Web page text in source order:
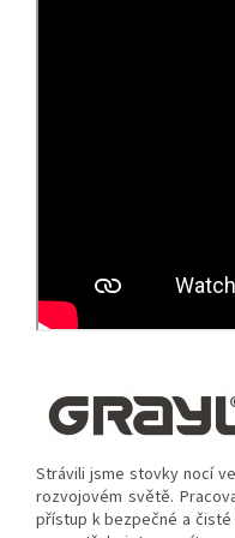
Strávili jsme stovky nocí
rozvojovém světě.
přístup k bezpečné a